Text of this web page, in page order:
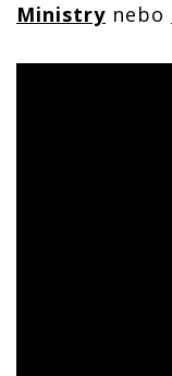
Ministry nebo